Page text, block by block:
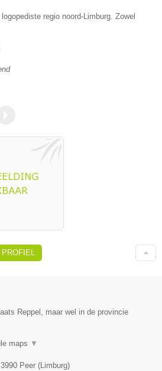
regio noord-Limburg. Zowel
Reppel, maar wel in de provincie
maps ▼
3990 Peer (Limburg)